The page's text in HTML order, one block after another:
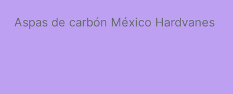
Aspas de carbón México Hardvanes